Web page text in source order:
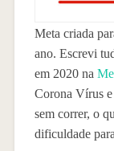
Meta criada
ano. Escrevi
em 2020 na
Corona Vírus e
sem correr, o
dificuldade